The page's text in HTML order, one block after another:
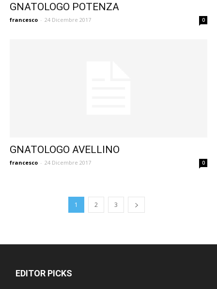
GNATOLOGO POTENZA
francesco - 24 Dicembre 2017 0
GNATOLOGO AVELLINO
francesco - 24 Dicembre 2017 0
1 2 3
EDITOR PICKS